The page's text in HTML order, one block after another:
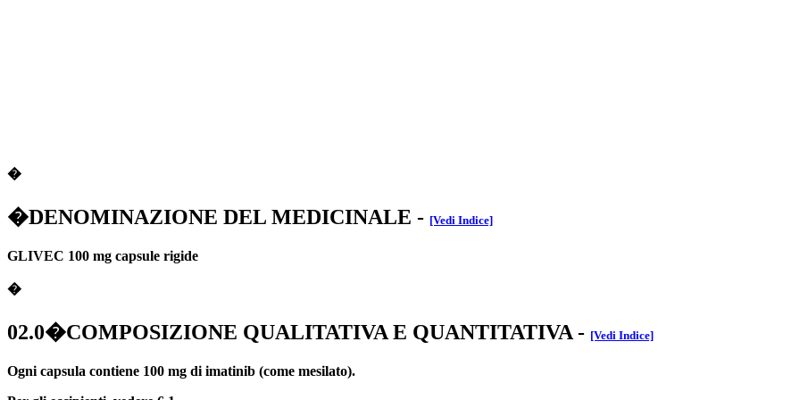
�
�DENOMINAZIONE DEL MEDICINALE - [Vedi Indice]
GLIVEC 100 mg capsule rigide
�
02.0�COMPOSIZIONE QUALITATIVA E QUANTITATIVA - [Vedi Indice]
Ogni capsula contiene 100 mg di imatinib (come mesilato).